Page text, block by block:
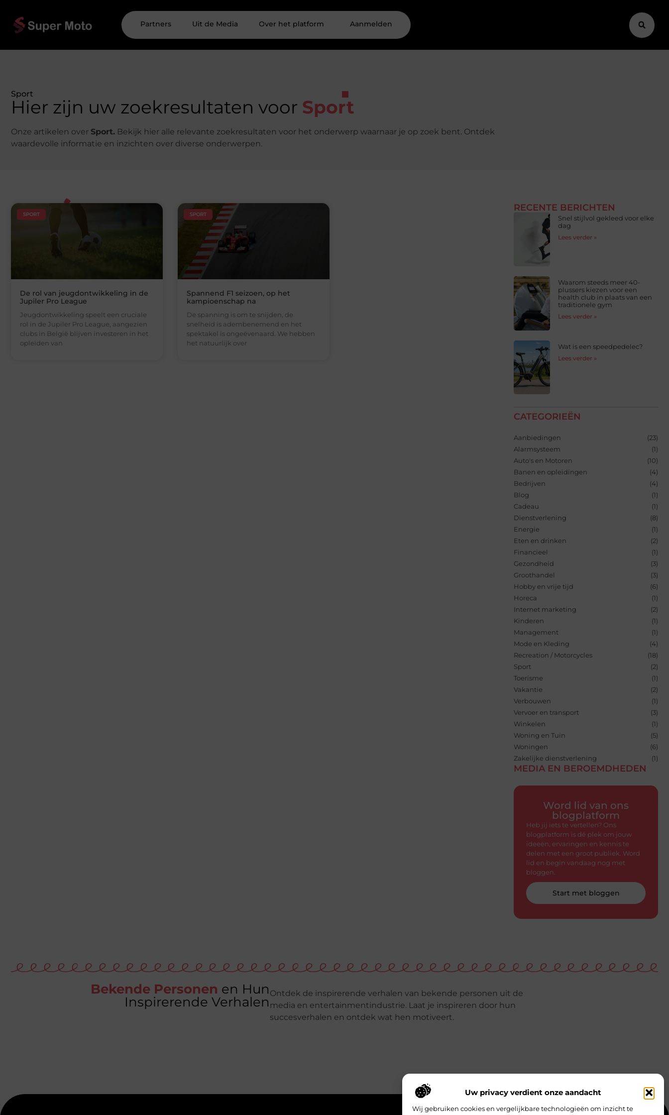
Uw privacy verdient onze aandacht
Wij gebruiken cookies en vergelijkbare technologieën om inzicht te
Partners Uit de Media Over het platform Aanmelden
Sport
Hier zijn uw zoekresultaten voor Sport
Onze artikelen over Sport. Bekijk hier alle relevante zoekresultaten voor het onderwerp waarnaar je op zoek bent. Ontdek
waardevolle informatie en inzichten over diverse onderwerpen.
SPORT
De rol van jeugdontwikkeling in de
Jupiler Pro League
Jeugdontwikkeling speelt een cruciale
rol in de Jupiler Pro League, aangezien
clubs in België blijven investeren in het
opleiden van
SPORT
Spannend F1 seizoen, op het
kampioenschap na
De spanning is om te snijden, de
snelheid is adembenemend en het
spektakel is ongeëvenaard. We hebben
het natuurlijk over
RECENTE BERICHTEN
Snel stijlvol gekleed voor elke
dag
Lees verder »
Waarom steeds meer 40-
plussers kiezen voor een
health club in plaats van een
traditionele gym
Lees verder »
Wat is een speedpedelec?
Lees verder »
CATEGORIEËN
Aanbiedingen
(23)
Alarmsysteem
(1)
Auto's en Motoren
(10)
Banen en opleidingen
(4)
Bedrijven
(4)
Blog
(1)
Cadeau
(1)
Dienstverlening
(8)
Energie
(1)
Eten en drinken
(2)
Financieel
(1)
Gezondheid
(3)
Groothandel
(3)
Hobby en vrije tijd
(6)
Horeca
(1)
Internet marketing
(2)
Kinderen
(1)
Management
(1)
Mode en Kleding
(4)
Recreation / Motorcycles
(18)
Sport
(2)
Toerisme
(1)
Vakantie
(2)
Verbouwen
(1)
Vervoer en transport
(3)
Winkelen
(1)
Woning en Tuin
(5)
Woningen
(6)
Zakelijke dienstverlening
(1)
MEDIA EN BEROEMDHEDEN
Word lid van ons
blogplatform
Heb jij iets te vertellen? Ons
blogplatform is dé plek om jouw
ideeën, ervaringen en kennis te
delen met een groot publiek. Word
lid en begin vandaag nog met
bloggen.
Start met bloggen
Bekende Personen en Hun
Inspirerende Verhalen
Ontdek de inspirerende verhalen van bekende personen uit de
media en entertainmentindustrie. Laat je inspireren door hun
succesverhalen en ontdek wat hen motiveert.